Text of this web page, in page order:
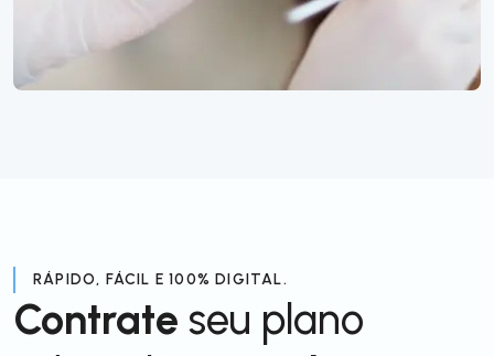
RÁPIDO, FÁCIL E 100% DIGITAL.
Contrate seu plano